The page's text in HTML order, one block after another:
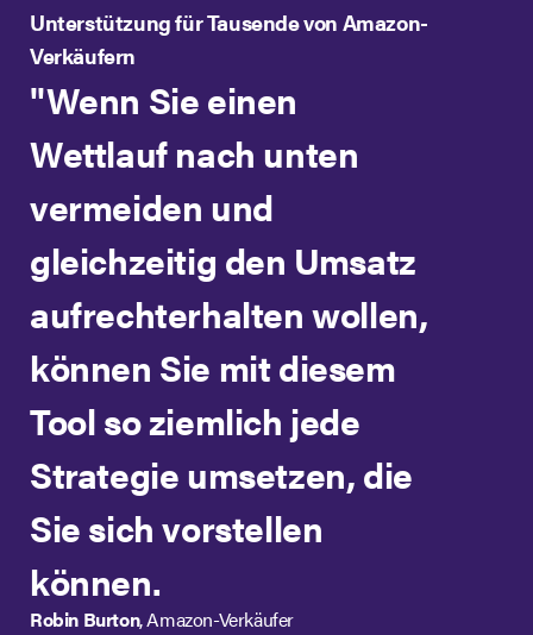
Unterstützung für Tausende von Amazon-
Verkäufern
"Wenn Sie einen
Wettlauf nach unten
vermeiden und
gleichzeitig den Umsatz
aufrechterhalten wollen,
können Sie mit diesem
Tool so ziemlich jede
Strategie umsetzen, die
Sie sich vorstellen
können.
Robin Burton, Amazon-Verkäufer